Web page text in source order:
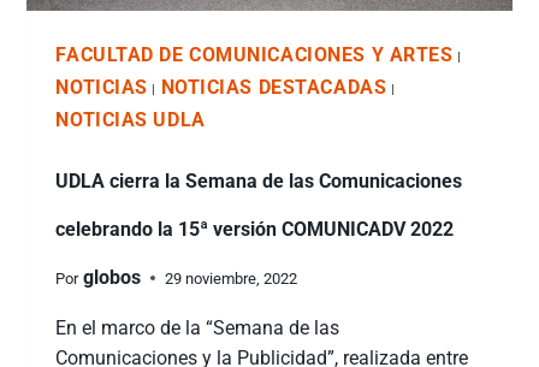
FACULTAD DE COMUNICACIONES Y ARTES
NOTICIAS NOTICIAS DESTACADAS
NOTICIAS UDLA
UDLA cierra la Semana de las Comunicaciones
celebrando la 15ª versión COMUNICADV 2022
Por globos 29 noviembre, 2022
En el marco de la “Semana de las
Comunicaciones y la Publicidad”, realizada entre